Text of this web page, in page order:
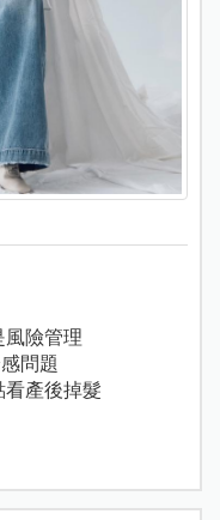
風險管理
問題
看產後掉髮